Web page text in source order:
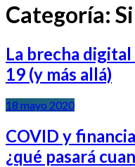
Categoría:
La brecha
19 (y más allá)
18 mayo 2020
COVID y
¿qué pasará